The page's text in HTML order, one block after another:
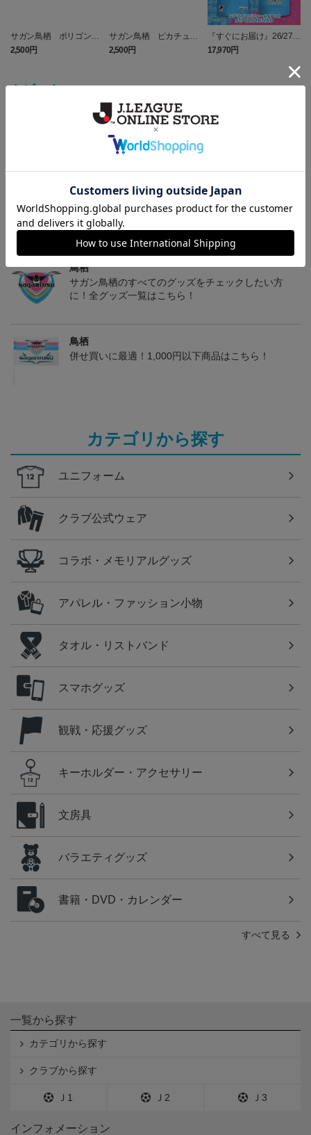
サガン鳥栖 ポリゴンZ
タオルマフラー
2,500円
サガン鳥栖 ピカチュウ
タオルマフラー
2,500円
『すぐにお届け』26/27レ
プリカユニフォームFP1st
No.17 SAGANTINO
17,970円
トピックス
ユニフォームはこちらをチェック♪
鳥栖
ニューバランスコラボグッズはこちら♪
鳥栖
サガン鳥栖のすべてのグッズをチェックしたい方
に！全グッズ一覧はこちら！
鳥栖
併せ買いに最適！1,000円以下商品はこちら！
カテゴリから探す
ユニフォーム
クラブ公式ウェア
コラボ・メモリアルグッズ
アパレル・ファッション小物
タオル・リストバンド
スマホグッズ
観戦・応援グッズ
キーホルダー・アクセサリー
文房具
バラエティグッズ
書籍・DVD・カレンダー
すべて見る
一覧から探す
カテゴリから探す
クラブから探す
Ｊ1 Ｊ2 Ｊ3
インフォメーション